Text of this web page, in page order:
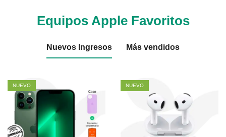
Equipos Apple Favoritos
Nuevos Ingresos Más vendidos
NUEVO NUEVO